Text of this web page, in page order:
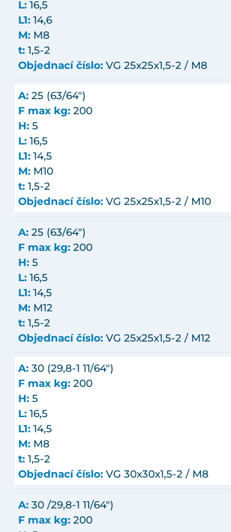
L: 16,5
L1: 14,6
M: M8
t: 1,5-2
Objednací číslo: VG 25x25x1,5-2 / M8
A: 25 (63/64")
F max kg: 200
H: 5
L: 16,5
L1: 14,5
M: M10
t: 1,5-2
Objednací číslo: VG 25x25x1,5-2 / M10
A: 25 (63/64")
F max kg: 200
H: 5
L: 16,5
L1: 14,5
M: M12
t: 1,5-2
Objednací číslo: VG 25x25x1,5-2 / M12
A: 30 (29,8-1 11/64")
F max kg: 200
H: 5
L: 16,5
L1: 14,5
M: M8
t: 1,5-2
Objednací číslo: VG 30x30x1,5-2 / M8
A: 30 /29,8-1 11/64")
F max kg: 200